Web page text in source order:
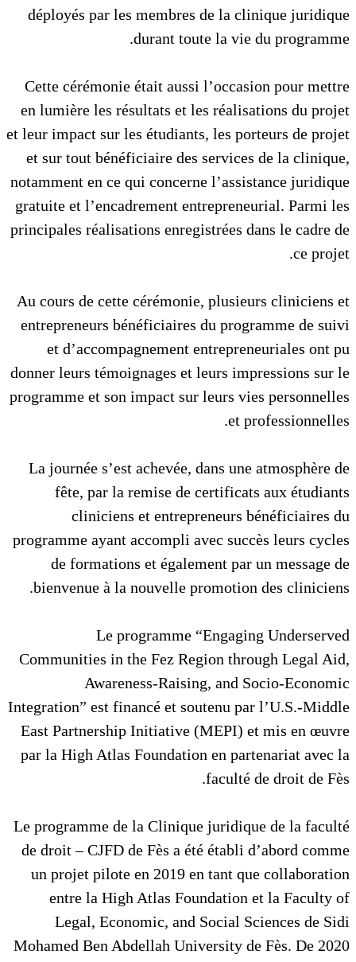
déployés par les membres de la clinique juridique
durant toute la vie du programme.
Cette cérémonie était aussi l’occasion pour mettre
en lumière les résultats et les réalisations du projet
et leur impact sur les étudiants, les porteurs de projet
et sur tout bénéficiaire des services de la clinique,
notamment en ce qui concerne l’assistance juridique
gratuite et l’encadrement entrepreneurial. Parmi les
principales réalisations enregistrées dans le cadre de
ce projet.
Au cours de cette cérémonie, plusieurs cliniciens et
entrepreneurs bénéficiaires du programme de suivi
et d’accompagnement entrepreneuriales ont pu
donner leurs témoignages et leurs impressions sur le
programme et son impact sur leurs vies personnelles
et professionnelles.
La journée s’est achevée, dans une atmosphère de
fête, par la remise de certificats aux étudiants
cliniciens et entrepreneurs bénéficiaires du
programme ayant accompli avec succès leurs cycles
de formations et également par un message de
bienvenue à la nouvelle promotion des cliniciens.
Le programme “Engaging Underserved
Communities in the Fez Region through Legal Aid,
Awareness-Raising, and Socio-Economic
Integration” est financé et soutenu par l’U.S.-Middle
East Partnership Initiative (MEPI) et mis en œuvre
par la High Atlas Foundation en partenariat avec la
faculté de droit de Fès.
Le programme de la Clinique juridique de la faculté
de droit – CJFD de Fès a été établi d’abord comme
un projet pilote en 2019 en tant que collaboration
entre la High Atlas Foundation et la Faculty of
Legal, Economic, and Social Sciences de Sidi
Mohamed Ben Abdellah University de Fès. De 2020